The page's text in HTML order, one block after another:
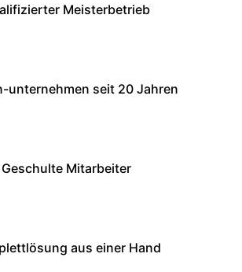
Meisterbetrieb
unternehmen seit 20 Jahren
Geschulte Mitarbeiter
aus einer Hand